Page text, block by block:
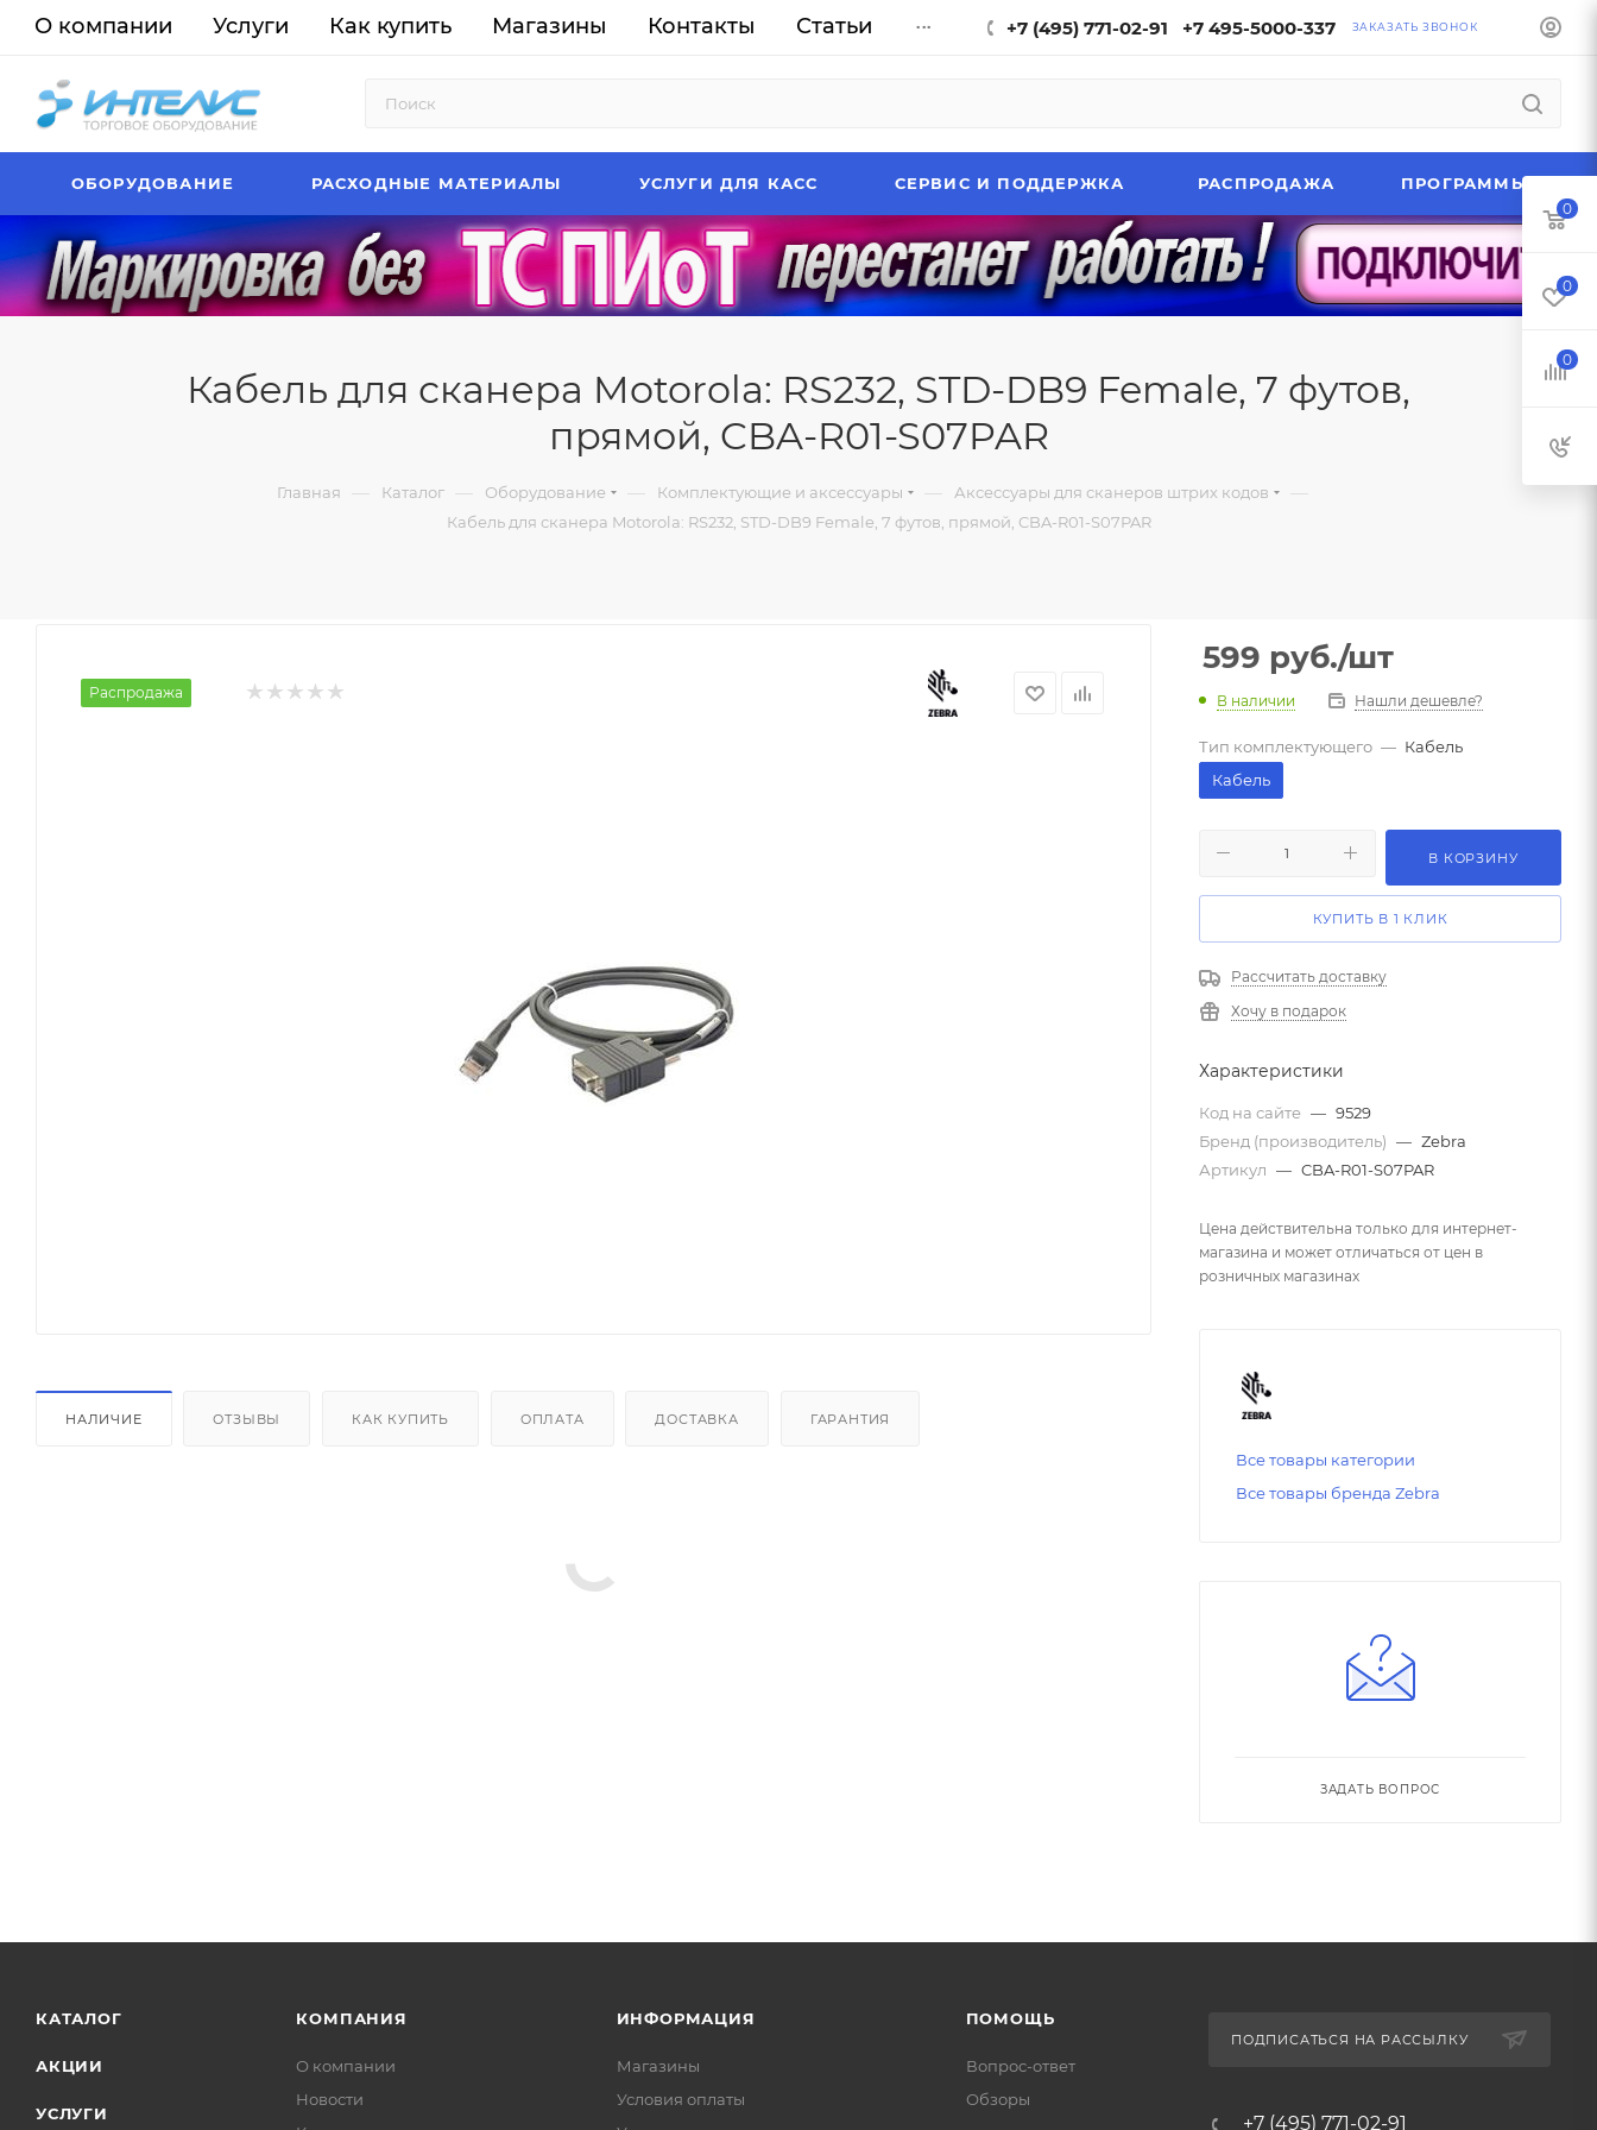
О компании Услуги Как купить Магазины Контакты Статьи ... +7 (495) 771-02-91 +7 495-5000-337 ЗАКАЗАТЬ ЗВОНОК
ОБОРУДОВАНИЕ РАСХОДНЫЕ МАТЕРИАЛЫ УСЛУГИ ДЛЯ КАСС СЕРВИС И ПОДДЕРЖКА РАСПРОДАЖА ПРОГРАММЫ
Кабель для сканера Motorola: RS232, STD-DB9 Female, 7 футов,
прямой, CBA-R01-S07PAR
Главная — Каталог — Оборудование — Комплектующие и аксессуары — Аксессуары для сканеров штрих кодов —
Кабель для сканера Motorola: RS232, STD-DB9 Female, 7 футов, прямой, CBA-R01-S07PAR
Распродажа
НАЛИЧИЕ ОТЗЫВЫ КАК КУПИТЬ ОПЛАТА ДОСТАВКА ГАРАНТИЯ
599 руб./шт
В наличии Нашли дешевле?
Тип комплектующего — Кабель
Кабель
В КОРЗИНУ
КУПИТЬ В 1 КЛИК
Рассчитать доставку
Хочу в подарок
Характеристики
Код на сайте — 9529
Бренд (производитель) — Zebra
Артикул — CBA-R01-S07PAR
Цена действительна только для интернет-
магазина и может отличаться от цен в
розничных магазинах
Все товары категории
Все товары бренда Zebra
ЗАДАТЬ ВОПРОС
КАТАЛОГ
АКЦИИ
УСЛУГИ
КОМПАНИЯ
О компании
Новости
ИНФОРМАЦИЯ
Магазины
Условия оплаты
ПОМОЩЬ
Вопрос-ответ
Обзоры
ПОДПИСАТЬСЯ НА РАССЫЛКУ
+7 (495) 771-02-91
0
0
0